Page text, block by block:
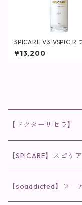
SPICARE V3 VSPIC R
ピック 【SPICARE／ス
ア】
¥13,200
【ドクターリセラ】
◉AQUA VENUS
クレンジング・洗顔
◉VI PLANTE
【SPICARE】スピケア
◉V3シリーズ
【soaddicted】ソー